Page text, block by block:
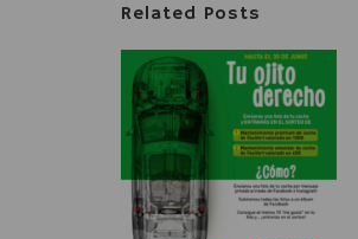
Related Posts